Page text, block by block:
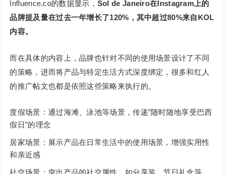
Influence.co的数据显示， Sol de Janeiro在Instagram上的
品牌提及量在过去一年增长了120%，其中超过80%来自KOL
内容。
而在具体的内容上，品牌也针对不同的使用场景设计了不同
的策略，进而将产品与特定生活方式深度绑定，很多和红人
的推广帖文也都是依照这些策略来执行的。
度假场景：通过海滩、泳池等场景，传递”随时随地享受巴西
假日”的理念
居家场景：展示产品在日常生活中的使用场景，增强实用性
和亲近感
社交场景：突出产品的社交属性，如分享装、节日礼盒等